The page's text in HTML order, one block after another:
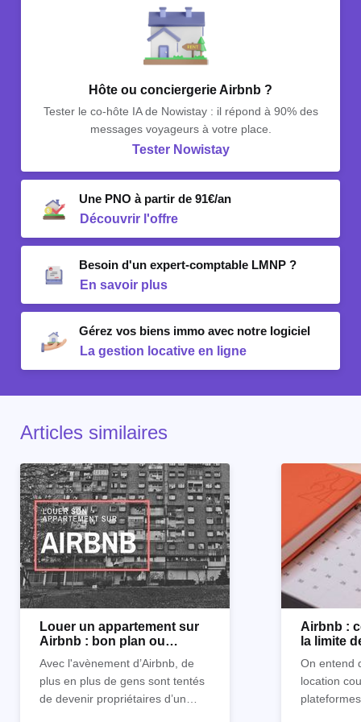
Hôte ou conciergerie Airbnb ?
Tester le co-hôte IA de Nowistay : il répond à 90% des
messages voyageurs à votre place.
Tester Nowistay
Une PNO à partir de 91€/an
Découvrir l'offre
Besoin d'un expert-comptable LMNP ?
En savoir plus
Gérez vos biens immo avec notre logiciel
La gestion locative en ligne
Articles similaires
Louer un appartement sur
Airbnb : bon plan ou
Avec l'avènement d’Airbnb, de
plus en plus de gens sont tentés
de devenir propriétaires d’un
Airbnb :
la limite
On entend
location